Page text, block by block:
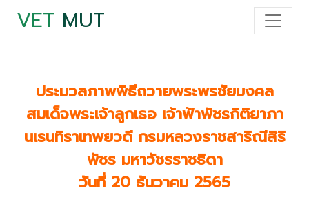
VET MUT
ประมวลภาพพิธีถวายพระพรชัยมงคล
สมเด็จพระเจ้าลูกเธอ เจ้าฟ้าพัชรกิติยาภา
นเรนทิราเทพยวดี กรมหลวงราชสาริณีสิริ
พัชร มหาวัชรราชธิดา
วันที่ 20 ธันวาคม 2565